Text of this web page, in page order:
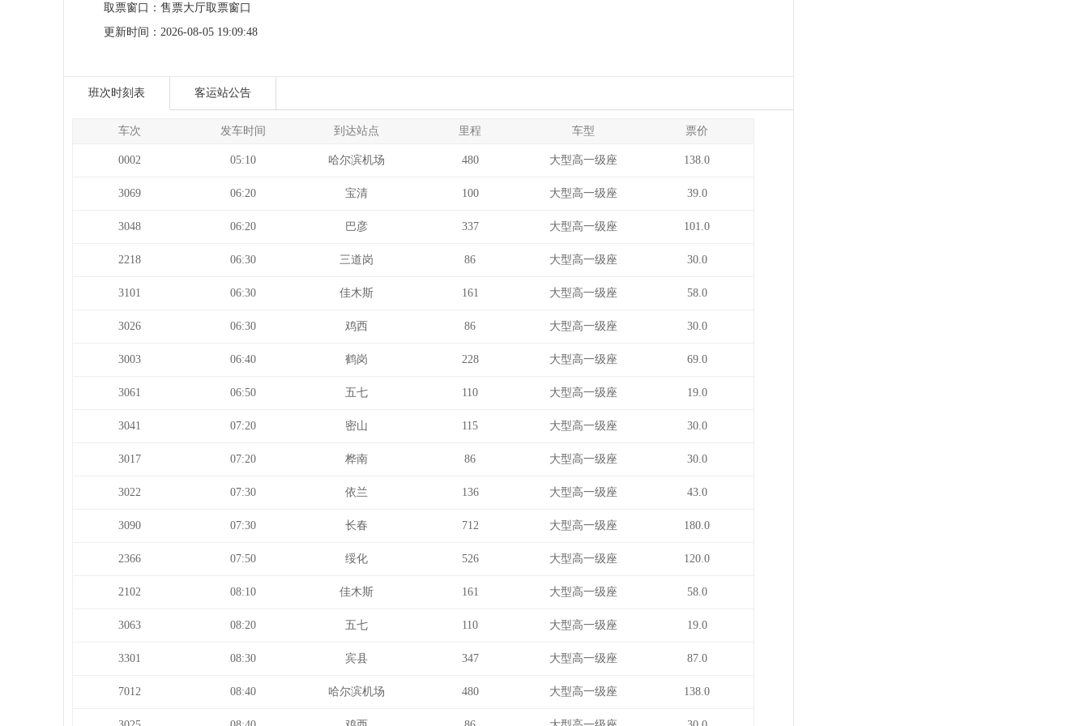
取票窗口： 售票大厅取票窗口
更新时间： 2026-08-05 19:09:48
班次时刻表 客运站公告
车次 发车时间 到达站点 里程 车型 票价
0002 05:10 哈尔滨机场 480 大型高一级座 138.0
3069 06:20 宝清 100 大型高一级座 39.0
3048 06:20 巴彦 337 大型高一级座 101.0
2218 06:30 三道岗 86 大型高一级座 30.0
3101 06:30 佳木斯 161 大型高一级座 58.0
3026 06:30 鸡西 86 大型高一级座 30.0
3003 06:40 鹤岗 228 大型高一级座 69.0
3061 06:50 五七 110 大型高一级座 19.0
3041 07:20 密山 115 大型高一级座 30.0
3017 07:20 桦南 86 大型高一级座 30.0
3022 07:30 依兰 136 大型高一级座 43.0
3090 07:30 长春 712 大型高一级座 180.0
2366 07:50 绥化 526 大型高一级座 120.0
2102 08:10 佳木斯 161 大型高一级座 58.0
3063 08:20 五七 110 大型高一级座 19.0
3301 08:30 宾县 347 大型高一级座 87.0
7012 08:40 哈尔滨机场 480 大型高一级座 138.0